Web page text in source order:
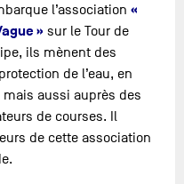
l’association«
» sur le Tour de
ils mènent des
de l’eau, en
aussi auprès des
de courses. Il
de cette association